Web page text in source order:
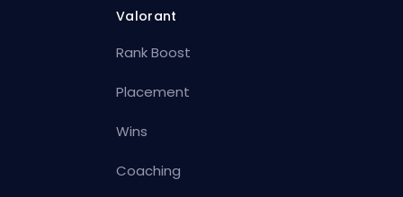
Valorant
Rank Boost
Placement
Wins
Coaching